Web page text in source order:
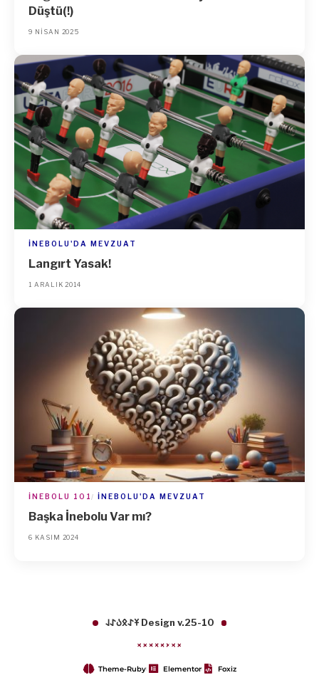
Düştü(!)
9 NISAN 2025
İNEBOLU'DA MEVZUAT
Langırt Yasak!
1 ARALIK 2014
İNEBOLU 101 İNEBOLU'DA MEVZUAT
Başka İnebolu Var mı?
6 KASIM 2024
𐱁𐰀𐰋𐰉𐰀𐰞 Design v.25-10
Theme-Ruby Elementor Foxiz